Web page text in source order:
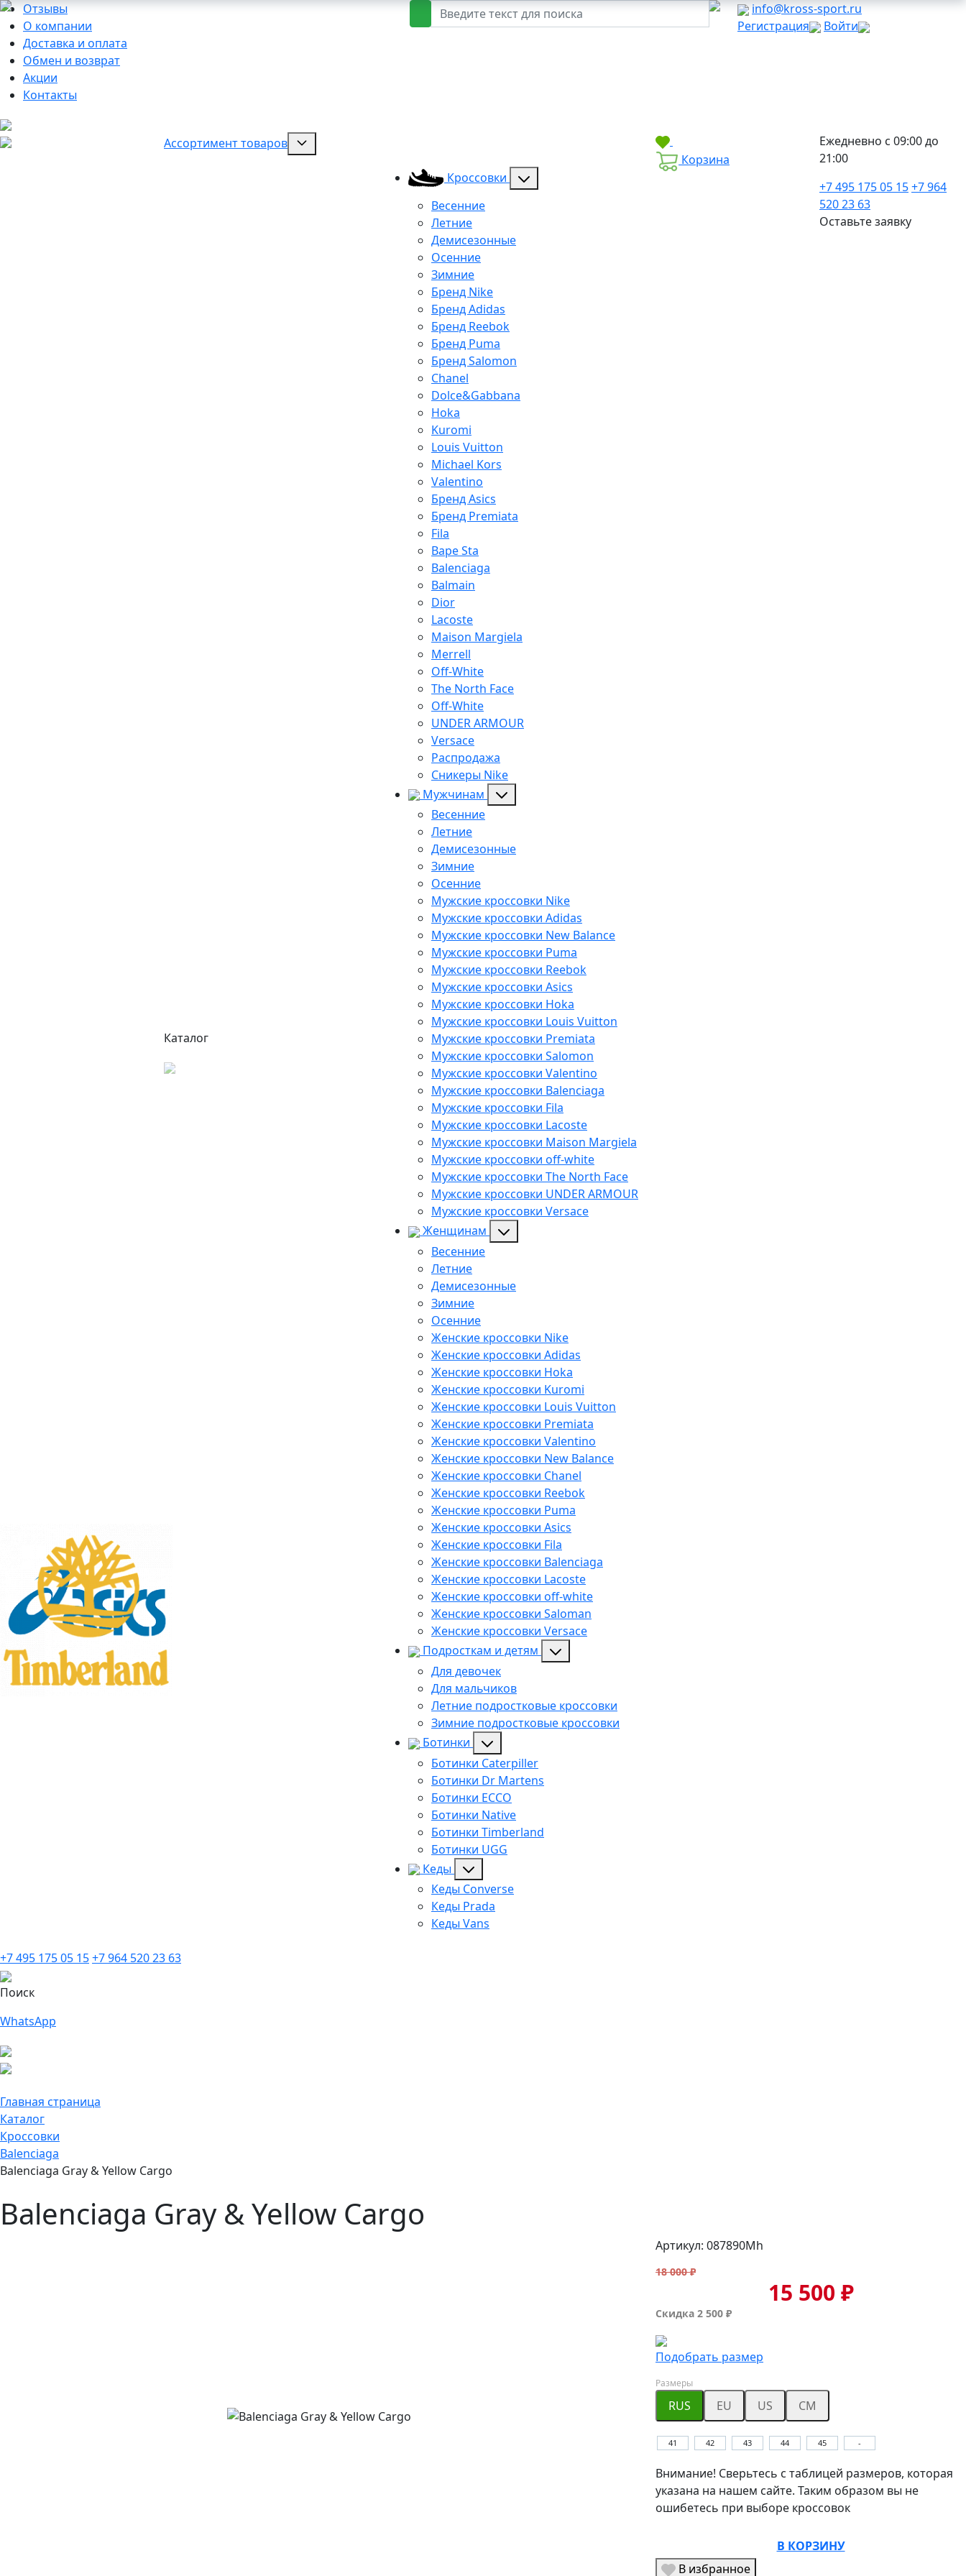
Отзывы
О компании
Доставка и оплата
Обмен и возврат
Акции
Контакты
info@kross-sport.ru
Регистрация
Войти
Ассортимент товаров
Каталог
Кроссовки
Весенние
Летние
Демисезонные
Осенние
Зимние
Бренд Nike
Бренд Adidas
Бренд Reebok
Бренд Puma
Бренд Salomon
Chanel
Dolce&Gabbana
Hoka
Kuromi
Louis Vuitton
Michael Kors
Valentino
Бренд Asics
Бренд Premiata
Fila
Bape Sta
Balenciaga
Balmain
Dior
Lacoste
Maison Margiela
Merrell
Off-White
The North Face
Off-White
UNDER ARMOUR
Versace
Распродажа
Сникеры Nike
Мужчинам
Весенние
Летние
Демисезонные
Зимние
Осенние
Мужские кроссовки Nike
Мужские кроссовки Adidas
Мужские кроссовки New Balance
Мужские кроссовки Puma
Мужские кроссовки Reebok
Мужские кроссовки Asics
Мужские кроссовки Hoka
Мужские кроссовки Louis Vuitton
Мужские кроссовки Premiata
Мужские кроссовки Salomon
Мужские кроссовки Valentino
Мужские кроссовки Balenciaga
Мужские кроссовки Fila
Мужские кроссовки Lacoste
Мужские кроссовки Maison Margiela
Мужские кроссовки off-white
Мужские кроссовки The North Face
Мужские кроссовки UNDER ARMOUR
Мужские кроссовки Versace
Женщинам
Весенние
Летние
Демисезонные
Зимние
Осенние
Женские кроссовки Nike
Женские кроссовки Adidas
Женские кроссовки Hoka
Женские кроссовки Kuromi
Женские кроссовки Louis Vuitton
Женские кроссовки Premiata
Женские кроссовки Valentino
Женские кроссовки New Balance
Женские кроссовки Chanel
Женские кроссовки Reebok
Женские кроссовки Puma
Женские кроссовки Asics
Женские кроссовки Fila
Женские кроссовки Balenciaga
Женские кроссовки Lacoste
Женские кроссовки off-white
Женские кроссовки Saloman
Женские кроссовки Versace
Подросткам и детям
Для девочек
Для мальчиков
Летние подростковые кроссовки
Зимние подростковые кроссовки
Ботинки
Ботинки Caterpiller
Ботинки Dr Martens
Ботинки ECCO
Ботинки Native
Ботинки Timberland
Ботинки UGG
Кеды
Кеды Converse
Кеды Prada
Кеды Vans
Корзина
Ежедневно с 09:00 до
21:00
+7 495 175 05 15+7 964
520 23 63
Оставьте заявку
+7 495 175 05 15+7 964 520 23 63
Поиск
WhatsApp
Главная страница
Каталог
Кроссовки
Balenciaga
Balenciaga Gray & Yellow Cargo
Balenciaga Gray & Yellow Cargo
Артикул: 087890Mh
18 000 ₽
15 500 ₽
Скидка 2 500 ₽
Подобрать размер
Размеры
RUS EU US CM
41 42 43 44 45 -
Внимание! Сверьтесь с таблицей размеров, которая
указана на нашем сайте. Таким образом вы не
ошибетесь при выборе кроссовок
В КОРЗИНУ
В избранное